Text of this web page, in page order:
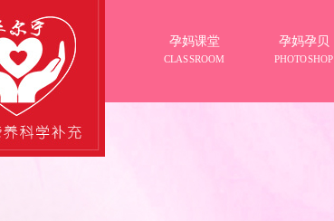
孕妈课堂
CLASSROOM
孕妈孕贝
PHOTOSHOP